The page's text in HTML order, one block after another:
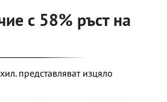
с 58% ръст на
представляват изцяло